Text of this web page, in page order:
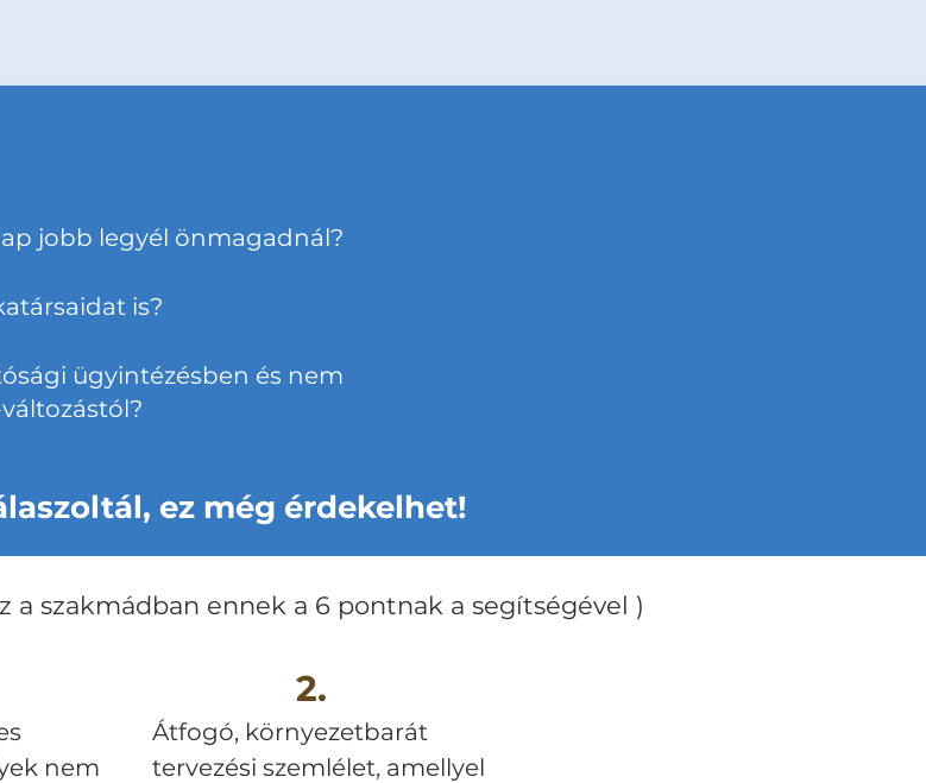
jobb legyél önmagadnál?
is?
ügyintézésben és nem
ez még érdekelhet!
a szakmádban ennek a 6 pontnak a segítségével )
nem
2.
Átfogó, környezetbarát
tervezési szemlélet, amellyel